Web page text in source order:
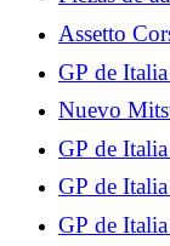
reinventa
Assetto
GP de
Libres 1,
Márquez
Nuevo
regreso
GP de
Quartararo
GP de
no hay Q2
Márquez
GP de